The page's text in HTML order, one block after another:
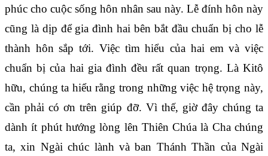
phúc cho cuộc sống hôn nhân sau này. Lễ đính hôn này
cũng là dịp để gia đình hai bên bắt đầu chuẩn bị cho lễ
thành hôn sắp tới. Việc tìm hiểu của hai em và việc
chuẩn bị của hai gia đình đều rất quan trọng. Là Kitô
hữu, chúng ta hiểu rằng trong những việc hệ trọng này,
cần phải có ơn trên giúp đỡ. Vì thế, giờ đây chúng ta
dành ít phút hướng lòng lên Thiên Chúa là Cha chúng
ta, xin Ngài chúc lành và ban Thánh Thần của Ngài